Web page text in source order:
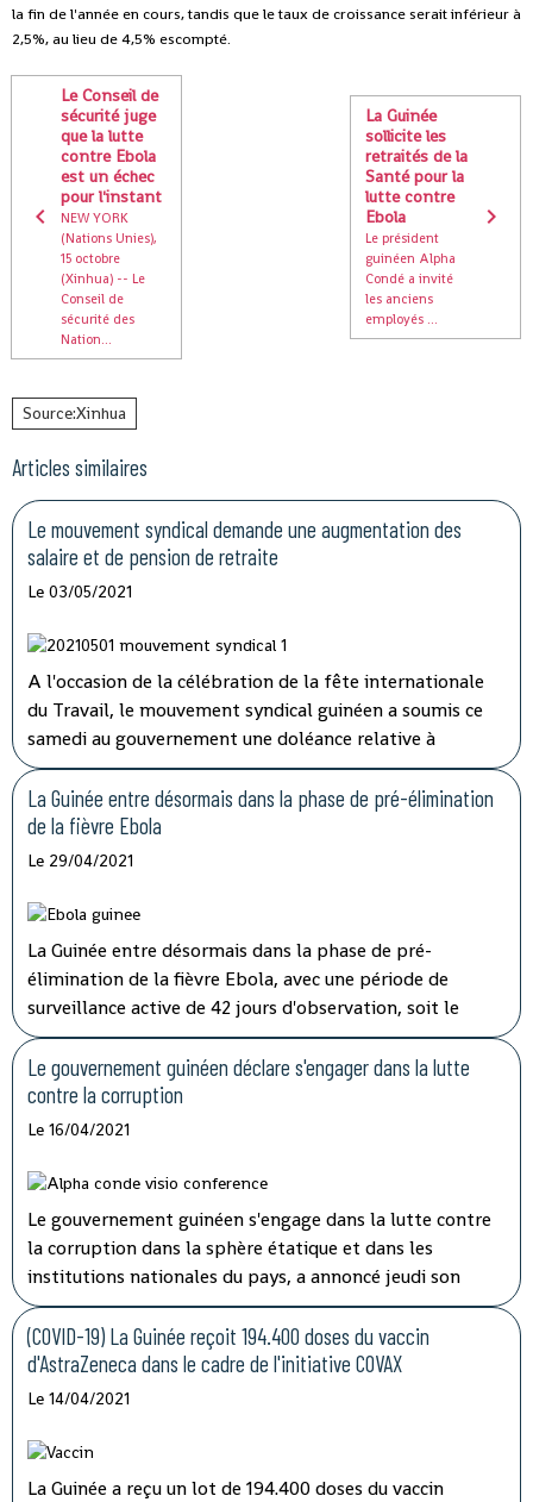
la fin de l'année en cours, tandis que le taux de croissance serait inférieur à
2,5%, au lieu de 4,5% escompté.
Le Conseil de
sécurité juge
que la lutte
contre Ebola
est un échec
pour l'instant
NEW YORK
(Nations Unies),
15 octobre
(Xinhua) -- Le
Conseil de
sécurité des
Nation...
La Guinée
sollicite les
retraités de la
Santé pour la
lutte contre
Ebola
Le président
guinéen Alpha
Condé a invité
les anciens
employés ...
Source:Xinhua
Articles similaires
Le mouvement syndical demande une augmentation des
salaire et de pension de retraite
Le 03/05/2021
A l'occasion de la célébration de la fête internationale
du Travail, le mouvement syndical guinéen a soumis ce
samedi au gouvernement une doléance relative à
l'augmentation de salaire et de pension de retraite.
La Guinée entre désormais dans la phase de pré-élimination
de la fièvre Ebola
Le 29/04/2021
La Guinée entre désormais dans la phase de pré-
élimination de la fièvre Ebola, avec une période de
surveillance active de 42 jours d'observation, soit le
double de la période d'incubation du virus, a indiqué
mardi à la télévision nationale, Sory Condé, chargé des
études au département surveillance à l'Agence nationale
de sécurité sanitaire (ANSS).
Le gouvernement guinéen déclare s'engager dans la lutte
contre la corruption
Le 16/04/2021
Le gouvernement guinéen s'engage dans la lutte contre
la corruption dans la sphère étatique et dans les
institutions nationales du pays, a annoncé jeudi son
porte-parole, Aboubacar Sylla.Lors de la session
ordinaire du conseil des ministres tenu par
visioconférence, le président Alpha Condé a insisté sur
''la cohérence et la complémentarité qui doivent
les opérations de lutte contre la corruption.
(COVID-19) La Guinée reçoit 194.400 doses du vaccin
d'AstraZeneca dans le cadre de l'initiative COVAX
Le 14/04/2021
La Guinée a reçu un lot de 194.400 doses du vaccin